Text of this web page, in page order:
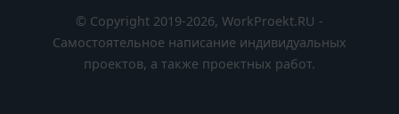
© Copyright 2019-2026, WorkProekt.RU -
Самостоятельное написание индивидуальных
проектов, а также проектных работ.